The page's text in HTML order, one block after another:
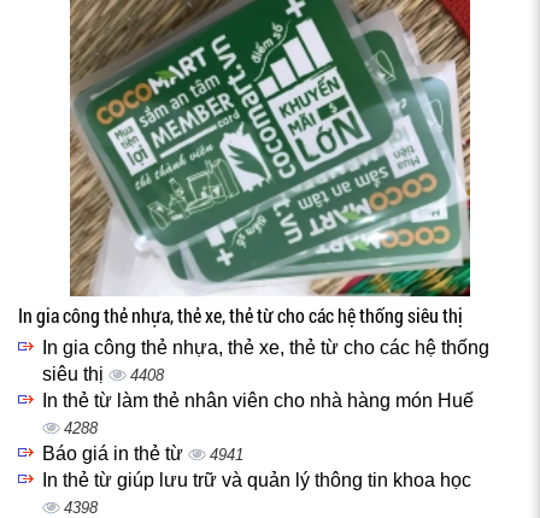
In gia công thẻ nhựa, thẻ xe, thẻ từ cho các hệ thống siêu thị
In gia công thẻ nhựa, thẻ xe, thẻ từ cho các hệ thống
siêu thị
4408
In thẻ từ làm thẻ nhân viên cho nhà hàng món Huế
4288
Báo giá in thẻ từ 4941
In thẻ từ giúp lưu trữ và quản lý thông tin khoa học
4398